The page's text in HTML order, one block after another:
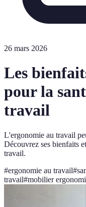
26 mars 2026
Les
pour la
travail
L'ergonomie au travail
Découvrez ses bienfaits
travail.
#ergonomie au travail#
travail#mobilier